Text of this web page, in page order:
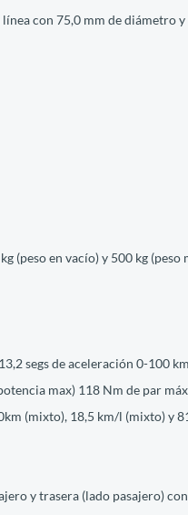
con 75,0 mm de diámetro
(peso en vacío) y 500 kg
segs de aceleración 0-100
max) 118 Nm de par
(mixto), 18,5 km/l (mixto) y
y trasera (lado pasajero)